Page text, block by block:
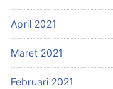
April 2021
Maret 2021
Februari 2021